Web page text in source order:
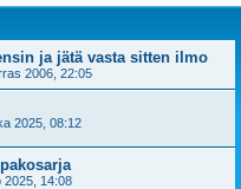
ja jätä vasta sitten ilmo
2006, 22:05
2025, 08:12
2025, 14:08